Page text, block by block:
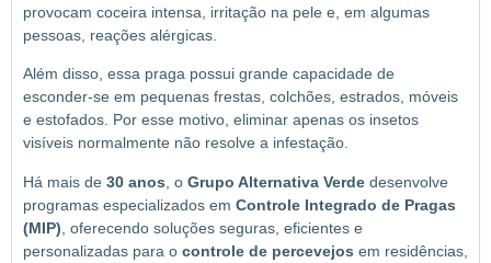
provocam coceira intensa, irritação na pele e, em algumas
pessoas, reações alérgicas.
Além disso, essa praga possui grande capacidade de
esconder-se em pequenas frestas, colchões, estrados, móveis
e estofados. Por esse motivo, eliminar apenas os insetos
visíveis normalmente não resolve a infestação.
Há mais de 30 anos , o Grupo Alternativa Verde desenvolve
programas especializados em Controle Integrado de Pragas
(MIP) , oferecendo soluções seguras, eficientes e
personalizadas para o controle de percevejos em residências,